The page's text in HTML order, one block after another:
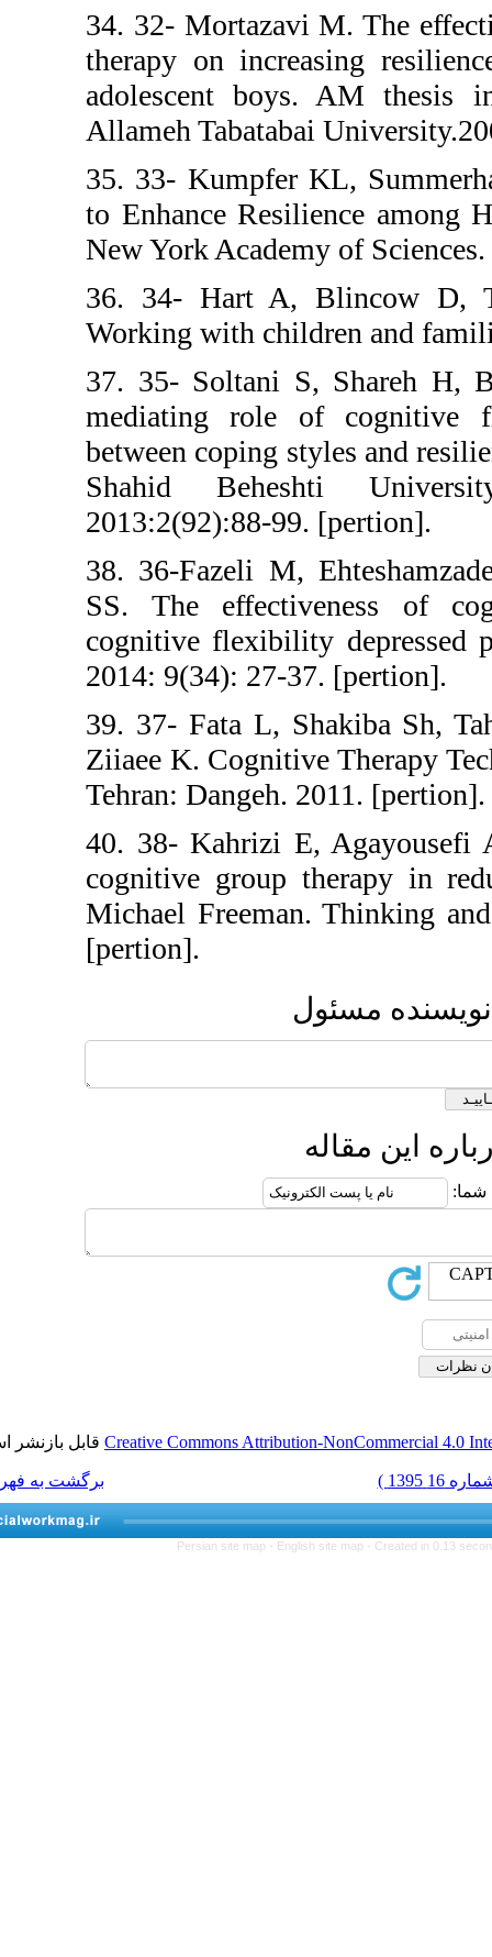
34. 32-
therapy on
adolescent
Allameh
35. 33-
to Enhance
New York
36. 34- Hart
Working with
37. 35-
mediating
between coping
Shahid
2013:2(92):88-
38. 36-Fazeli
SS. The
cognitive
2014: 9(34):
39. 37- Fata L,
Ziiaee K.
Tehran:
40. 38-
cognitive
Michael
Creative Commonsقابل بازنشر است.
برگشت به فهرست نسخه ها
Persian site map -